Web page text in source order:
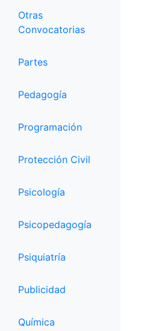
Otras
Convocatorias
Partes
Pedagogía
Programación
Protección Civil
Psicología
Psicopedagogía
Psiquiatría
Publicidad
Química